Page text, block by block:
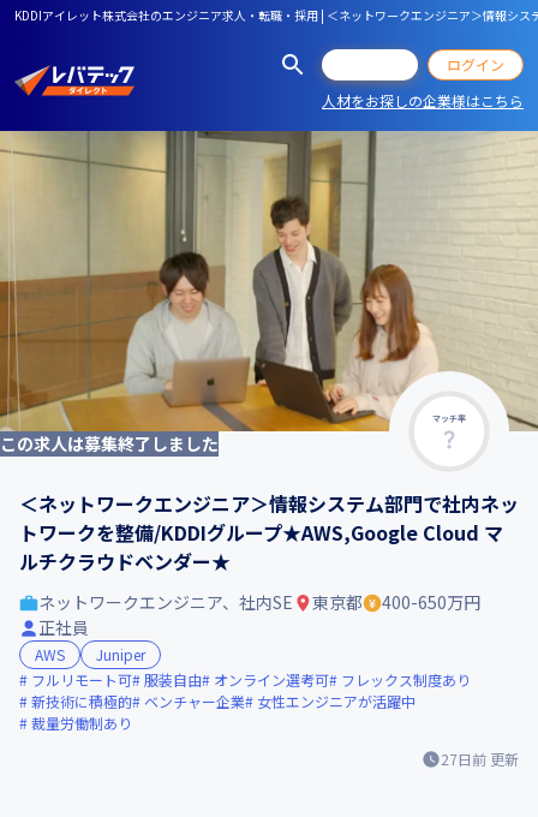
KDDIアイレット株式会社のエンジニア求人・転職・採用 | ＜ネットワークエンジニア＞情報
ログイン
人材をお探しの企業様はこちら
マッチ率
この求人は募集終了しました
＜ネットワークエンジニア＞情報システム部門で社内ネッ
トワークを整備/KDDIグループ★AWS,Google Cloud マ
ルチクラウドベンダー★
27日前 更新
ネットワークエンジニア、社内SE 東京都
400-650万円
正社員
AWS
Juniper
フルリモート可 服装自由 オンライン選考可
フレックス制度あり
新技術に積極的
ベンチャー企業
女性エンジニアが活躍中
裁量労働制あり